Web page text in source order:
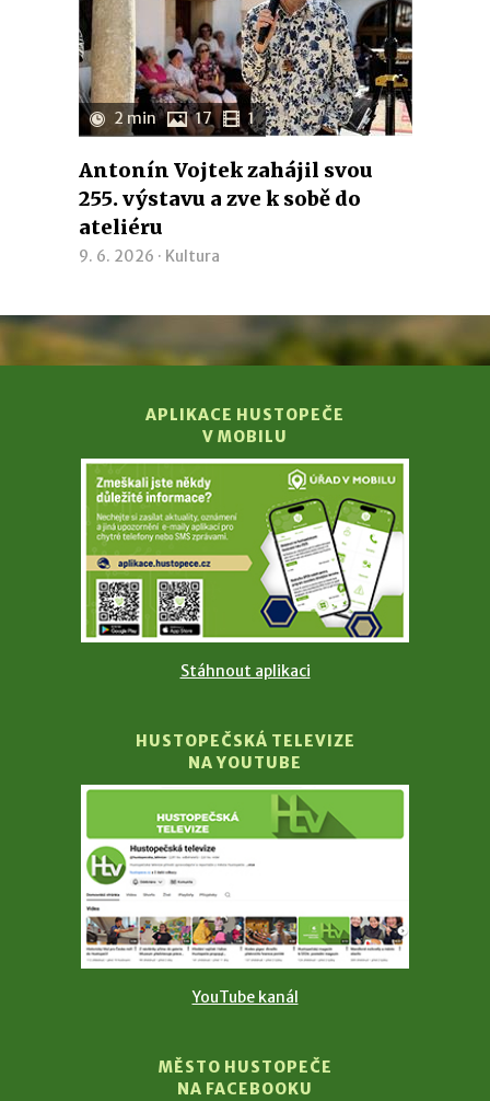
2 min 17 1
Antonín Vojtek zahájil svou
255. výstavu a zve k sobě do
ateliéru
9. 6. 2026 · Kultura
APLIKACE HUSTOPEČE
V MOBILU
Stáhnout aplikaci
HUSTOPEČSKÁ TELEVIZE
NA YOUTUBE
YouTube kanál
MĚSTO HUSTOPEČE
NA FACEBOOKU